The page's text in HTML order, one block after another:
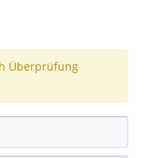
Überprüfung